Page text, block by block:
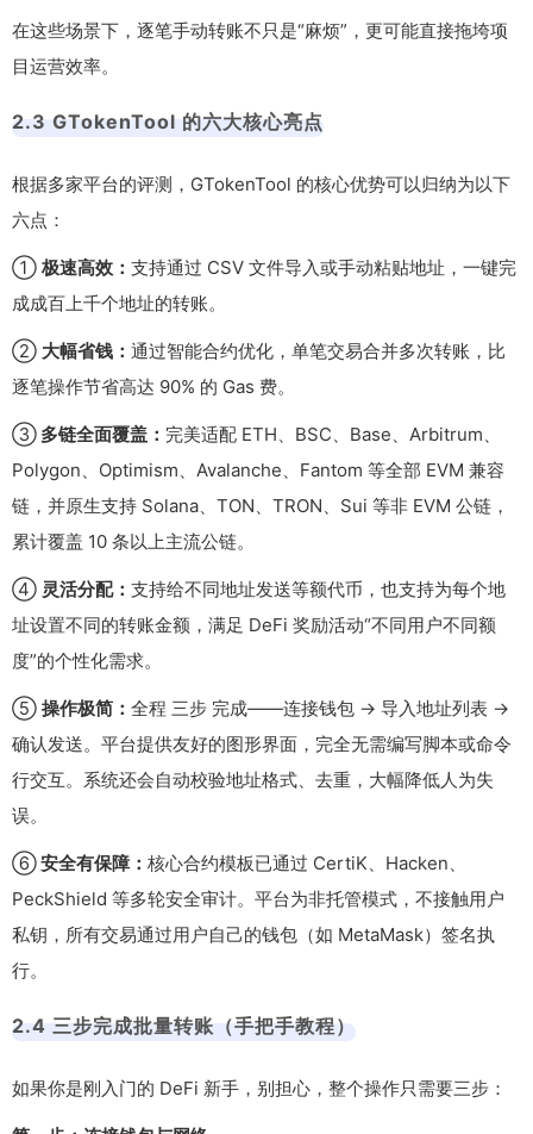
在这些场景下，逐笔手动转账不只是“麻烦”，更可能直接拖垮项
目运营效率。
2.3 GTokenTool 的六大核心亮点
根据多家平台的评测，GTokenTool 的核心优势可以归纳为以下
六点：
① 极速高效： 支持通过 CSV 文件导入或手动粘贴地址，一键完
成成百上千个地址的转账。
② 大幅省钱： 通过智能合约优化，单笔交易合并多次转账，比
逐笔操作节省高达 90% 的 Gas 费。
③ 多链全面覆盖： 完美适配 ETH、BSC、Base、Arbitrum、
Polygon、Optimism、Avalanche、Fantom 等全部 EVM 兼容
链，并原生支持 Solana、TON、TRON、Sui 等非 EVM 公链，
累计覆盖 10 条以上主流公链。
④ 灵活分配： 支持给不同地址发送等额代币，也支持为每个地
址设置不同的转账金额，满足 DeFi 奖励活动“不同用户不同额
度”的个性化需求。
⑤ 操作极简： 全程 三步 完成——连接钱包 → 导入地址列表 →
确认发送。平台提供友好的图形界面，完全无需编写脚本或命令
行交互。系统还会自动校验地址格式、去重，大幅降低人为失
误。
⑥安全有保障： 核心合约模板已通过 CertiK、Hacken、
PeckShield 等多轮安全审计。平台为非托管模式，不接触用户
私钥，所有交易通过用户自己的钱包（如 MetaMask）签名执
行。
2.4 三步完成批量转账（手把手教程）
如果你是刚入门的 DeFi 新手，别担心，整个操作只需要三步：